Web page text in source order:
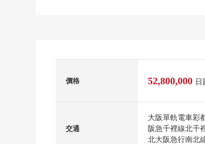
價格 52,800,000 日
交通
大阪單軌電車彩
阪急千裡線北千
北大阪急行南北